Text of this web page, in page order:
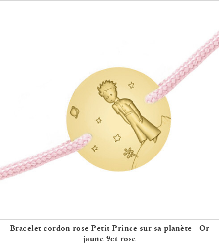
Bracelet cordon rose Petit Prince sur sa planète - Or
jaune 9ct rose